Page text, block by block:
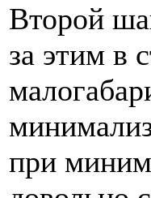
Второй
за этим в
при